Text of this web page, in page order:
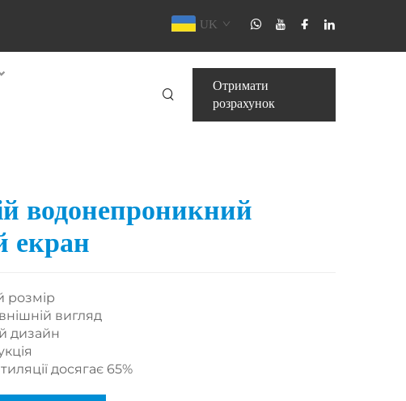
UK
Отримати
розрахунок
водонепроникний
екран
розмір
вигляд
дизайн
досягає 65%